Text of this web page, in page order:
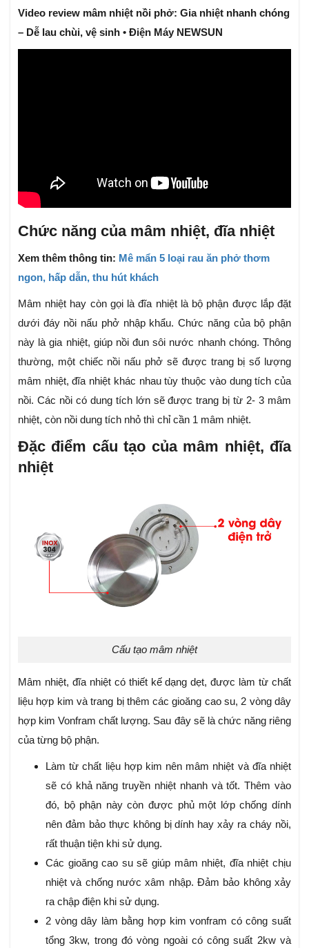
Video review mâm nhiệt nồi phở: Gia nhiệt nhanh chóng
– Dễ lau chùi, vệ sinh • Điện Máy NEWSUN
Chức năng của mâm nhiệt, đĩa nhiệt
Xem thêm thông tin: Mê mẩn 5 loại rau ăn phở thơm
ngon, hấp dẫn, thu hút khách
Mâm nhiệt hay còn gọi là đĩa nhiệt là bộ phận được lắp đặt
dưới đáy nồi nấu phở nhập khẩu. Chức năng của bộ phận
này là gia nhiệt, giúp nồi đun sôi nước nhanh chóng. Thông
thường, một chiếc nồi nấu phở sẽ được trang bị số lượng
mâm nhiệt, đĩa nhiệt khác nhau tùy thuộc vào dung tích của
nồi. Các nồi có dung tích lớn sẽ được trang bị từ 2- 3 mâm
nhiệt, còn nồi dung tích nhỏ thì chỉ cần 1 mâm nhiệt.
Đặc điểm cấu tạo của mâm nhiệt, đĩa
nhiệt
Cấu tạo mâm nhiệt
Mâm nhiệt, đĩa nhiệt có thiết kế dạng dẹt, được làm từ chất
liệu hợp kim và trang bị thêm các gioăng cao su, 2 vòng dây
hợp kim Vonfram chất lượng. Sau đây sẽ là chức năng riêng
của từng bộ phận.
Làm từ chất liệu hợp kim nên mâm nhiệt và đĩa nhiệt
sẽ có khả năng truyền nhiệt nhanh và tốt. Thêm vào
đó, bộ phận này còn được phủ một lớp chống dính
nên đảm bảo thực không bị dính hay xảy ra cháy nồi,
rất thuận tiện khi sử dụng.
Các gioăng cao su sẽ giúp mâm nhiệt, đĩa nhiệt chịu
nhiệt và chống nước xâm nhập. Đảm bảo không xảy
ra chập điện khi sử dụng.
2 vòng dây làm bằng hợp kim vonfram có công suất
tổng 3kw, trong đó vòng ngoài có công suất 2kw và